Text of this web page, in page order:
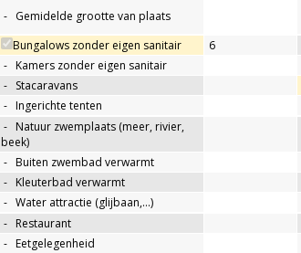
- Gemidelde grootte van plaats
Bungalows zonder eigen sanitair 6
- Kamers zonder eigen sanitair
- Stacaravans
- Ingerichte tenten
- Natuur zwemplaats (meer, rivier,
beek)
- Buiten zwembad verwarmt
- Kleuterbad verwarmt
- Water attractie (glijbaan,…)
- Restaurant
- Eetgelegenheid